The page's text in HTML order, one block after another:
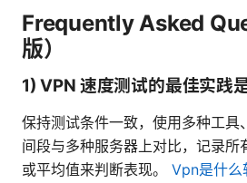
Frequently Asked
版）
1) VPN 速度测试的最佳实践
保持测试条件一致，使用多种工具
间段与多种服务器上对比，记录所
或平均值来判断表现。 Vpn是什么